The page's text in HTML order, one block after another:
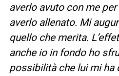
averlo avuto con me
averlo allenato. Mi
quello che merita.
anche io in fondo ho
possibilità che lui mi ha